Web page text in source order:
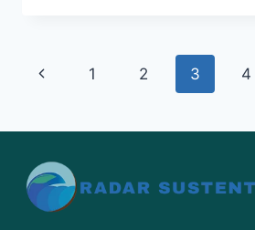
1 2 3 4